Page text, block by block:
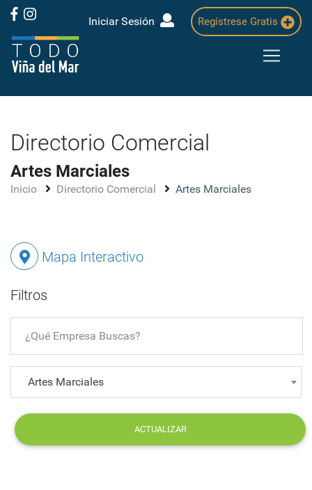
Iniciar Sesión Regístrese Gratis
Directorio Comercial
Artes Marciales
Inicio Directorio Comercial Artes Marciales
Mapa Interactivo
Filtros
Artes Marciales
ACTUALIZAR